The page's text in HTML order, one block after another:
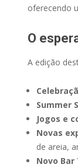
oferecendo
O
A edição
Summer
Jogos e
Novas
de areia,
Novo Bar